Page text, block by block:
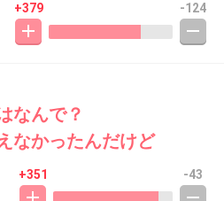
+379 -124
なんで？
なかったんだけど
+351 -43